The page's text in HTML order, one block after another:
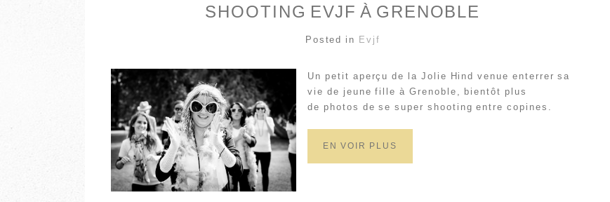
SHOOTING EVJF À GRENOBLE
Posted in Evjf
Un petit aperçu de la Jolie Hind venue enterrer sa
vie de jeune fille à Grenoble, bientôt plus
de photos de se super shooting entre copines.
EN VOIR PLUS